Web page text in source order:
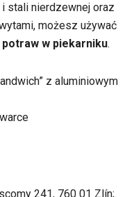
stali nierdzewnej oraz
możesz używać
w piekarniku.
z aluminiowym
241, 760 01 Zlín;